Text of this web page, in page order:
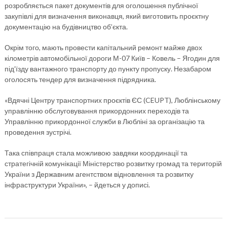
розробляється пакет документів для оголошення публічної
закупівлі для визначення виконавця, який виготовить проєктну
документацію на будівництво об’єкта.
Окрім того, мають провести капітальний ремонт майже двох
кілометрів автомобільної дороги М-07 Київ – Ковель – Ягодин для
під’їзду вантажного транспорту до пункту пропуску. Незабаром
оголосять тендер для визначення підрядника.
«Вдячні Центру транспортних проєктів ЄС (CEUPT), Люблінському
управлінню обслуговування прикордонних переходів та
Управлінню прикордонної служби в Любліні за організацію та
проведення зустрічі.
Така співпраця стала можливою завдяки координації та
стратегічній комунікації Міністерство розвитку громад та територій
України з Державним агентством відновлення та розвитку
інфраструктури України», – йдеться у дописі.